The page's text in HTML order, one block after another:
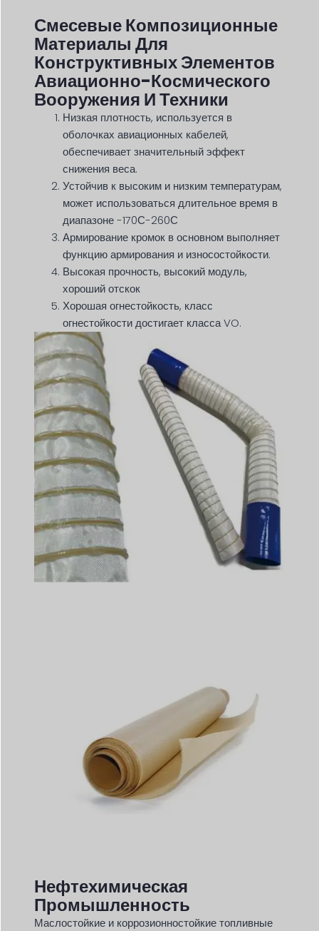
Смесевые Композиционные
Материалы Для
Конструктивных Элементов
Авиационно-Космического
Вооружения И Техники
Низкая плотность, используется в
оболочках авиационных кабелей,
обеспечивает значительный эффект
снижения веса.
Устойчив к высоким и низким температурам,
может использоваться длительное время в
диапазоне -170С-260С
Армирование кромок в основном выполняет
функцию армирования и износостойкости.
Высокая прочность, высокий модуль,
хороший отскок
Хорошая огнестойкость, класс
огнестойкости достигает класса VO.
Нефтехимическая
Промышленность
Маслостойкие и коррозионностойкие топливные